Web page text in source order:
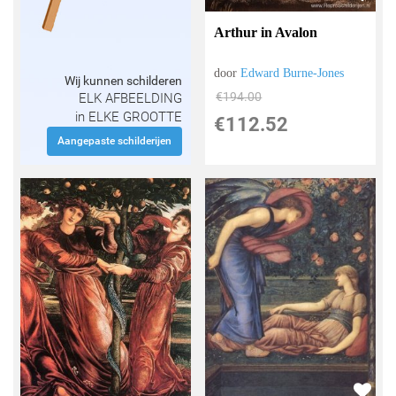
Wij kunnen schilderen
ELK AFBEELDING
in ELKE GROOTTE
Aangepaste schilderijen
Arthur in Avalon
doorEdward Burne-Jones
€194.00
€112.52